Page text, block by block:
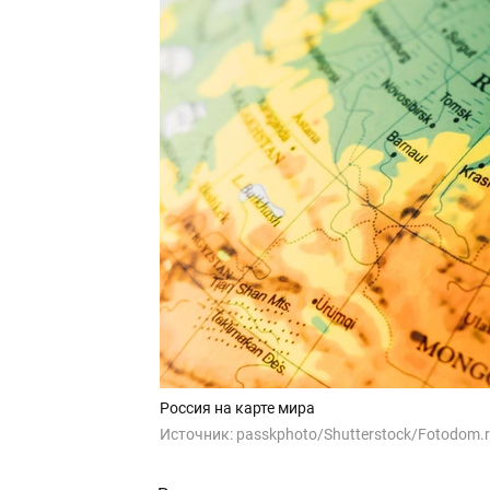
Россия на карте мира
Источник: passkphoto/Shutterstock/